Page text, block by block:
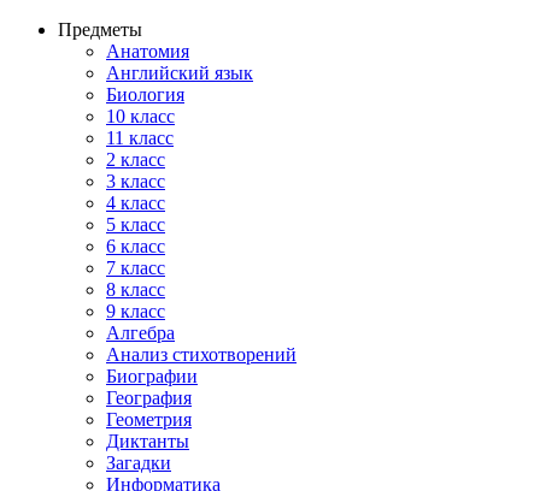
Предметы
Анатомия
Английский язык
Биология
10 класс
11 класс
2 класс
3 класс
4 класс
5 класс
6 класс
7 класс
8 класс
9 класс
Алгебра
Анализ стихотворений
Биографии
География
Геометрия
Диктанты
Загадки
Информатика